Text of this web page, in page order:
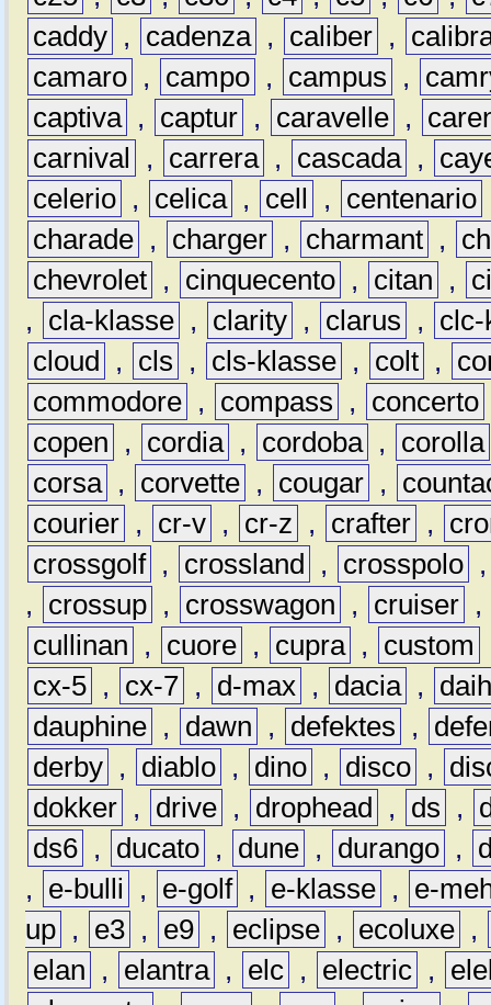
caddy , cadenza , caliber ,
camaro , campo , campus ,
captiva , captur , caravelle ,
carnival
, carrera , cascada ,
celerio , celica , cell , centenario
charade , charger , charmant ,
chevrolet , cinquecento , citan ,
,
cla-klasse , clarity , clarus ,
clc-
cloud
, cls , cls-klasse , colt ,
commodore , compass , concerto
copen
, cordia , cordoba ,
corolla
corsa , corvette , cougar ,
courier , cr-v , cr-z , crafter ,
crossgolf , crossland , crosspolo
,
crossup , crosswagon , cruiser ,
cullinan
, cuore , cupra , custom
cx-5 , cx-7 , d-max , dacia ,
dauphine , dawn , defektes ,
derby , diablo , dino , disco ,
dokker , drive , drophead , ds ,
ds6 , ducato , dune , durango ,
,
e-bulli , e-golf , e-klasse ,
e-
up , e3 , e9 , eclipse , ecoluxe ,
elan
, elantra , elc , electric ,